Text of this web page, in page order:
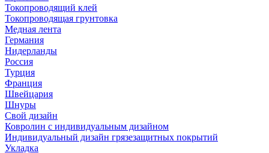
Токопроводящий клей
Токопроводящая грунтовка
Медная лента
Германия
Нидерланды
Россия
Турция
Франция
Швейцария
Шнуры
Свой дизайн
Ковролин с индивидуальным дизайном
Индивидуальный дизайн грязезащитных покрытий
Укладка